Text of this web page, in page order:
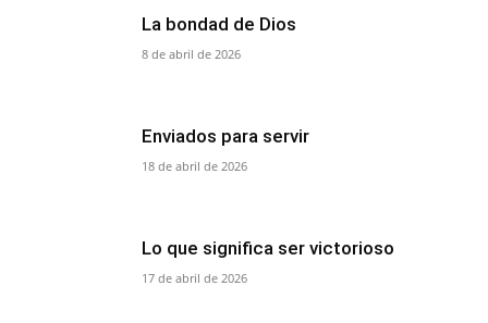
La bondad de Dios
8 de abril de 2026
Enviados para servir
18 de abril de 2026
Lo que significa ser victorioso
17 de abril de 2026